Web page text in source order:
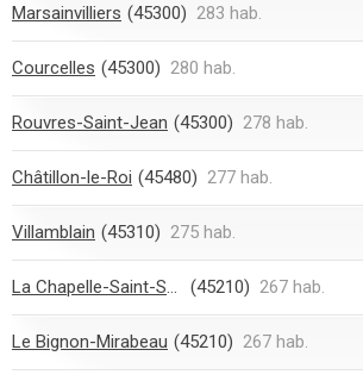
Marsainvilliers (45300) 283 hab.
Courcelles (45300) 280 hab.
Rouvres-Saint-Jean (45300) 278 hab.
Châtillon-le-Roi (45480) 277 hab.
Villamblain (45310) 275 hab.
La Chapelle-Saint-Sépulcre (45210) 267 hab.
Le Bignon-Mirabeau (45210) 267 hab.